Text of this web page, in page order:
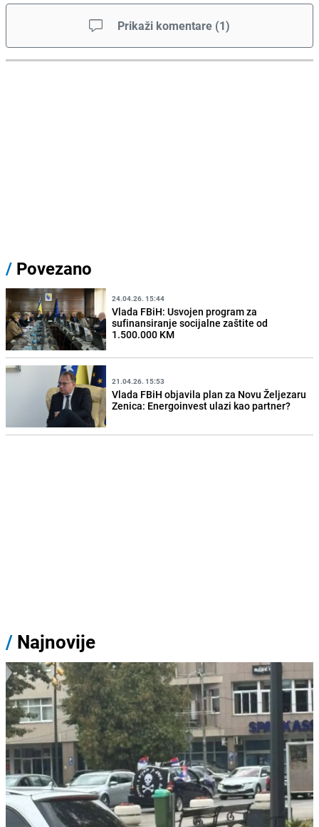
Prikaži komentare (1)
/ Povezano
24.04.26. 15:44
Vlada FBiH: Usvojen program za
sufinansiranje socijalne zaštite od
1.500.000 KM
21.04.26. 15:53
Vlada FBiH objavila plan za Novu Željezaru
Zenica: Energoinvest ulazi kao partner?
/ Najnovije